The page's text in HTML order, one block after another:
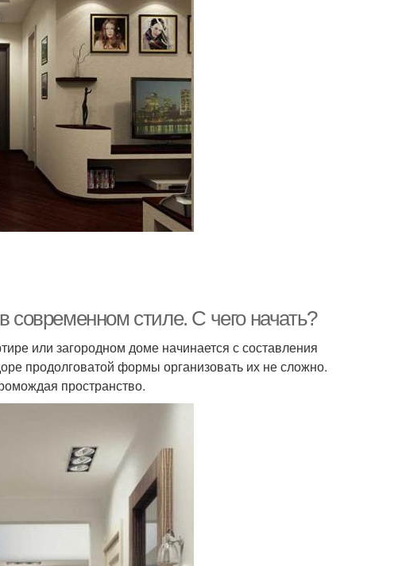
современном стиле. С чего начать?
или загородном доме начинается с составления
продолговатой формы организовать их не сложно.
пространство.